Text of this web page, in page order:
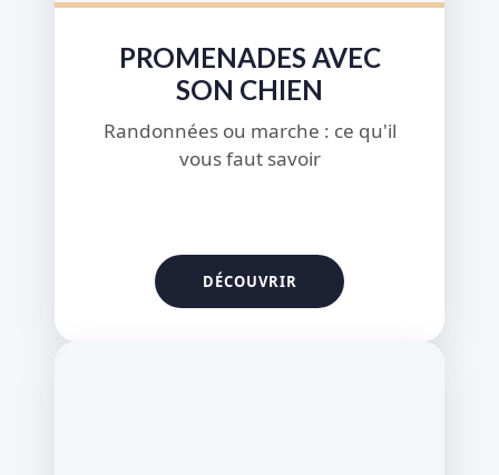
PROMENADES AVEC
SON CHIEN
Randonnées ou marche : ce qu'il
vous faut savoir